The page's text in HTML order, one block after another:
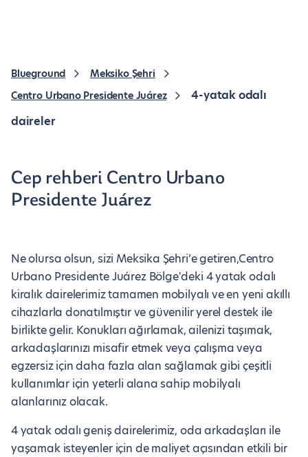
Blueground
Meksiko Şehri
Centro Urbano Presidente Juárez
4-yatak odalı
daireler
Cep rehberi Centro Urbano
Presidente Juárez
Ne olursa olsun, sizi Meksika Şehri’e getiren,Centro
Urbano Presidente Juárez Bölge'deki 4 yatak odalı
kiralık dairelerimiz tamamen mobilyalı ve en yeni akıllı
cihazlarla donatılmıştır ve güvenilir yerel destek ile
birlikte gelir. Konukları ağırlamak, ailenizi taşımak,
arkadaşlarınızı misafir etmek veya çalışma veya
egzersiz için daha fazla alan sağlamak gibi çeşitli
kullanımlar için yeterli alana sahip mobilyalı
alanlarınız olacak.
4 yatak odalı geniş dairelerimiz, oda arkadaşları ile
yaşamak isteyenler için de maliyet açısından etkili bir